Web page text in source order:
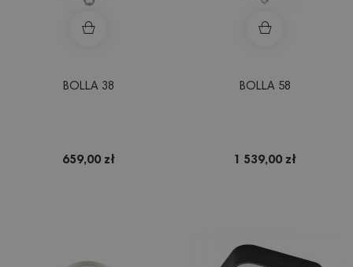
BOLLA 38
659,00 zł
BOLLA 58
1 539,00 zł